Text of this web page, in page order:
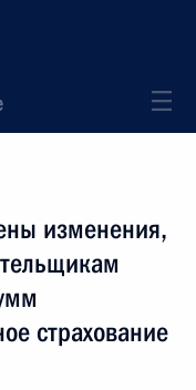
изменения,
страхование